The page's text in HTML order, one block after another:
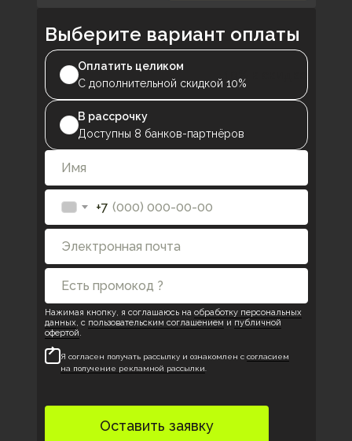
Выберите вариант оплаты
Оплатить целиком
C дополнительной скидкой 10%
В рассрочку
Доступны 8 банков-партнёров
+7
Нажимая кнопку, я соглашаюсь на обработку персональных
данных, с пользовательским соглашением и публичной
офертой.
Я согласен получать рассылку и ознакомлен с согласием
на получение рекламной рассылки.
Оставить заявку